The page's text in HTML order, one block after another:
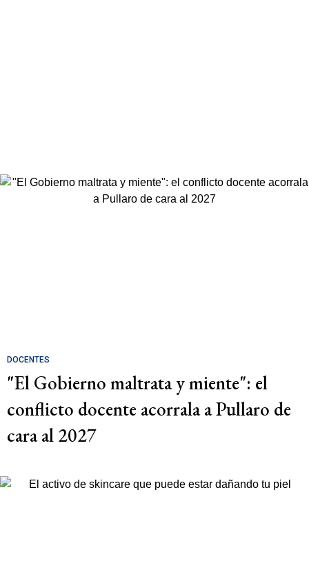
DOCENTES
"El Gobierno maltrata y miente": el
conflicto docente acorrala a Pullaro de
cara al 2027